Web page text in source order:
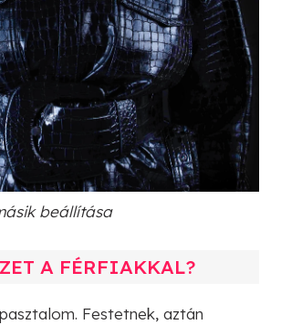
beállítása
A FÉRFIAKKAL?
Festetnek, aztán